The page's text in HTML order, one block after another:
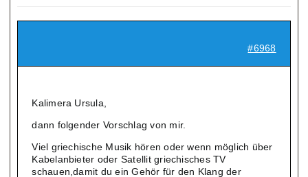
#6968
Kalimera Ursula,
dann folgender Vorschlag von mir.
Viel griechische Musik hören oder wenn möglich über
Kabelanbieter oder Satellit griechisches TV
schauen,damit du ein Gehör für den Klang der